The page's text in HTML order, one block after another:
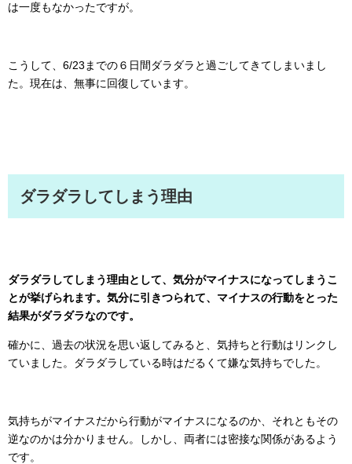
は一度もなかったですが。
こうして、6/23までの６日間ダラダラと過ごしてきてしまいまし
た。現在は、無事に回復しています。
ダラダラしてしまう理由
ダラダラしてしまう理由として、気分がマイナスになってしまうこ
とが挙げられます。気分に引きつられて、マイナスの行動をとった
結果がダラダラなのです。
確かに、過去の状況を思い返してみると、気持ちと行動はリンクし
ていました。ダラダラしている時はだるくて嫌な気持ちでした。
気持ちがマイナスだから行動がマイナスになるのか、それともその
逆なのかは分かりません。しかし、両者には密接な関係があるよう
です。